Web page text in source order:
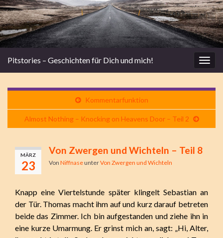
Pitstories – Geschichten für Dich und mich!
Kommentarfunktion
Almost Nothing – Knocking on Heavens Door – Teil 2
MÄRZ
23
Von Zwergen und Wichteln – Teil 8
Von NiffnaseunterVon Zwergen und Wichteln
Knapp eine Viertelstunde später klingelt Sebastian an
der Tür. Thomas macht ihm auf und kurz darauf betreten
beide das Zimmer. Ich bin aufgestanden und ziehe ihn in
eine kurze Umarmung. Er grinst mich an, sagt: „Hi, Alter,